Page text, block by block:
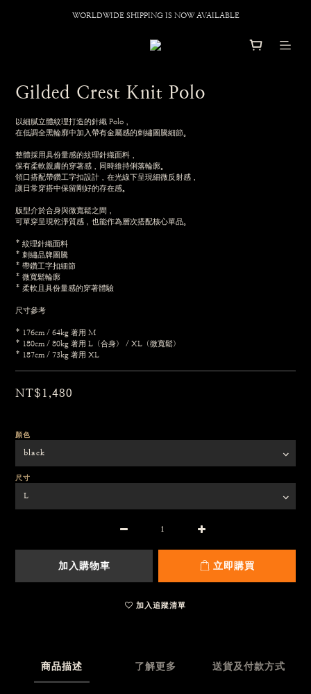
WORLDWIDE SHIPPING IS NOW AVAILABLE
Gilded Crest Knit Polo
以細膩立體紋理打造的針織 Polo，
在低調全黑輪廓中加入帶有金屬感的刺繡圖騰細節。
整體採用具份量感的紋理針織面料，
保有柔軟親膚的穿著感，同時維持俐落輪廓。
領口搭配帶鑽工字扣設計，在光線下呈現細微反射感，
讓日常穿搭中保留剛好的存在感。
版型介於合身與微寬鬆之間，
可單穿呈現乾淨質感，也能作為層次搭配核心單品。
* 紋理針織面料
* 刺繡品牌圖騰
* 帶鑽工字扣細節
* 微寬鬆輪廓
* 柔軟且具份量感的穿著體驗
尺寸參考
* 176cm / 64kg 著用 M
* 180cm / 80kg 著用 L（合身） / XL（微寬鬆）
* 187cm / 73kg 著用 XL
NT$1,480
顏色
尺寸
加入購物車 立即購買
加入追蹤清單
商品描述 了解更多 送貨及付款方式